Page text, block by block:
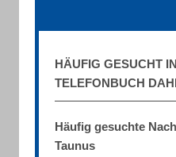
HÄUFIG GESUCHT
TELEFONBUCH
Häufig gesuchte
Taunus